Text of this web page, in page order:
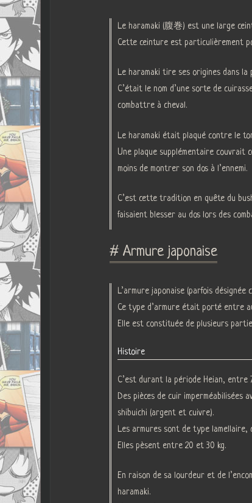
Le haramaki (腹巻) est une large
Cette ceinture est particulièrement
Le haramaki tire ses origines dans la
C’était le nom d’une sorte de
combattre à cheval.
Le haramaki était plaqué contre le
Une plaque supplémentaire couvrait
moins de montrer son dos à l’ennemi.
C’est cette tradition en quête du
faisaient blesser au dos lors des
# Armure japonaise
L’armure japonaise (parfois
Ce type d’armure était porté entre
Elle est constituée de plusieurs
Histoire
C’est durant la période Heian, entre
Des pièces de cuir imperméabilisées
shibuichi (argent et cuivre).
Les armures sont de type lamellaire,
Elles pèsent entre 20 et 30 kg.
En raison de sa lourdeur et de
haramaki.